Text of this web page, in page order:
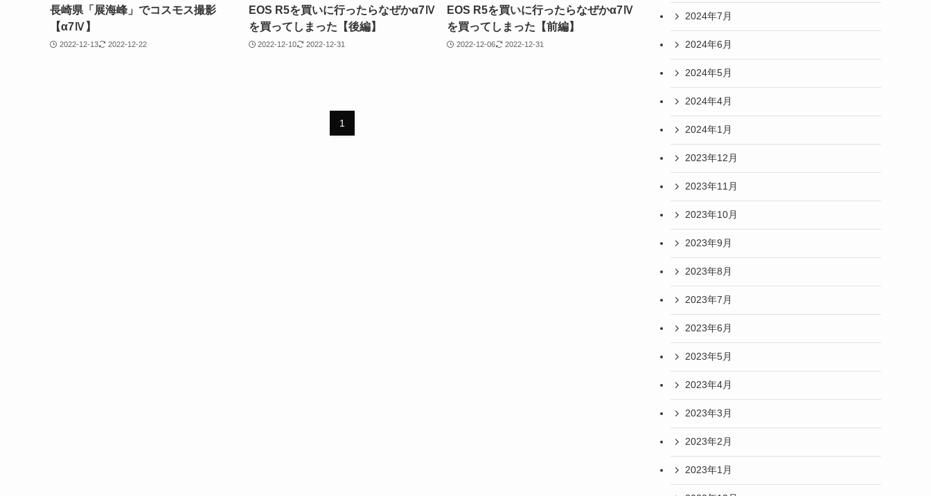
長崎県「展海峰」でコスモス撮影
【α7Ⅳ】
2022-12-13 2022-12-22
EOS R5を買いに行ったらなぜかα7Ⅳ
を買ってしまった【後編】
2022-12-10 2022-12-31
EOS R5を買いに行ったらなぜかα7Ⅳ
を買ってしまった【前編】
2022-12-06 2022-12-31
1
2024年7月
2024年6月
2024年5月
2024年4月
2024年1月
2023年12月
2023年11月
2023年10月
2023年9月
2023年8月
2023年7月
2023年6月
2023年5月
2023年4月
2023年3月
2023年2月
2023年1月